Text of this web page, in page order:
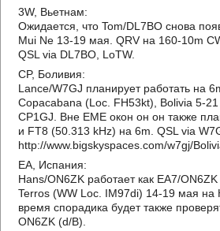
3W, Вьетнам:
Ожидается, что Tom/DL7BO снова
Mui Ne 13-19 мая. QRV на 160-10m
QSL via DL7BO, LoTW.
CP, Боливия:
Lance/W7GJ планирует работать на
Copacabana (Loc. FH53kt), Bolivia 5-
CP1GJ. Вне EME окон он он также
и FT8 (50.313 kHz) на 6m. QSL via
http://www.bigskyspaces.com/w7gj/
EA, Испания:
Hans/ON6ZK работает как EA7/
Terros (WW Loc. IM97di) 14-19 мая на
время спорадика будет также
ON6ZK (d/B).